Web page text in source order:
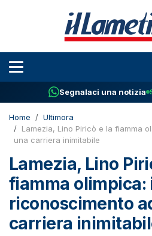
Segnalaci una notizia
Home
Ultimora
Lamezia, Lino Piricò e la fiamma
una carriera inimitabile
Lamezia, Lino
fiamma olimpica:
riconoscimento
carriera